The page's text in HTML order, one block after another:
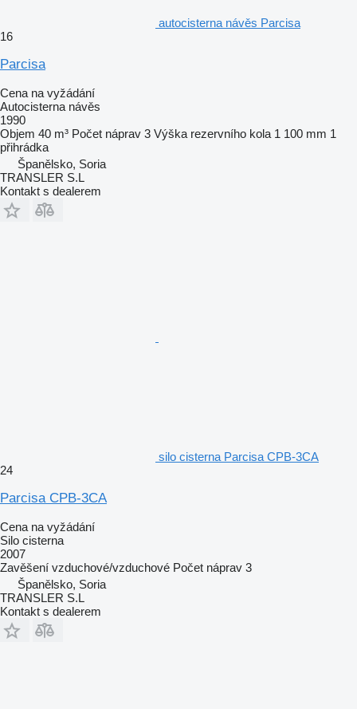
autocisterna návěs Parcisa
16
Parcisa
Cena na vyžádání
Autocisterna návěs
1990
Objem 40 m³ Počet náprav 3 Výška rezervního kola 1 100 mm 1
přihrádka
Španělsko, Soria
TRANSLER S.L
Kontakt s dealerem
silo cisterna Parcisa CPB-3CA
24
Parcisa CPB-3CA
Cena na vyžádání
Silo cisterna
2007
Zavěšení vzduchové/vzduchové Počet náprav 3
Španělsko, Soria
TRANSLER S.L
Kontakt s dealerem